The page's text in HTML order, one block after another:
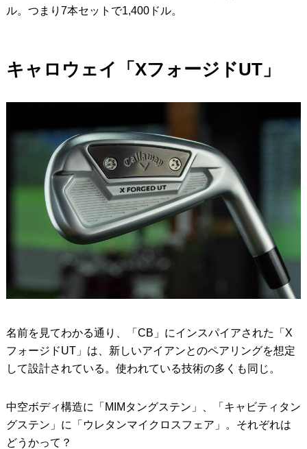
ル。つまり7本セットで1,400ドル。
キャロウェイ「XフォージドUT」
名前を見てわかる通り、「CB」にインスパイアされた「X
フォージドUT」は、新しいアイアンとのペアリングを想定
して設計されている。使われている技術の多くも同じ。
中空ボディ構造に「MIMタングステン」、「キャビティタン
グステン」に「ウレタンマイクロスフェア」。それぞれは
どうかって？